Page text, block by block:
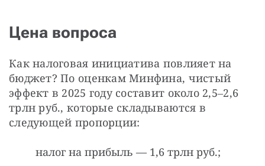
Цена вопроса
Как налоговая инициатива повлияет на
бюджет? По оценкам Минфина, чистый
эффект в 2025 году составит около 2,5‒2,6
трлн руб., которые складываются в
следующей пропорции:
налог на прибыль — 1,6 трлн руб.;